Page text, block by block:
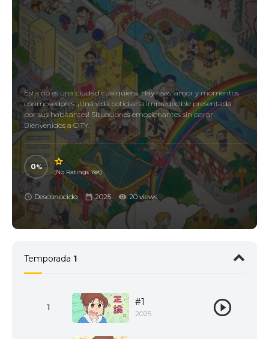
Esta no es una ciudad cualquiera. Hay risas, amor y momentos
conmovedores. ¡Una vida cotidiana impredecible presentada
por sus habitantes! Situaciones emocionantes sin parar.
Bienvenidos a CITY.
0
(No Ratings Yet)
Desconocido 2025 20 views
Temporada 1
1 #1
2025